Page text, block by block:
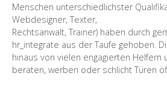
Menschen unterschiedlichster
Webdesigner, Texter,
Rechtsanwalt, Trainer) haben durch
hr_integrate aus der Taufe gehoben.
hinaus von vielen engagierten Helfern
beraten, werben oder schlicht Türen